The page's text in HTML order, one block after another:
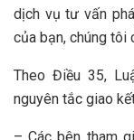
dịch vụ tư vấn
của bạn, chúng tôi
Theo Điều 35,
nguyên tắc giao